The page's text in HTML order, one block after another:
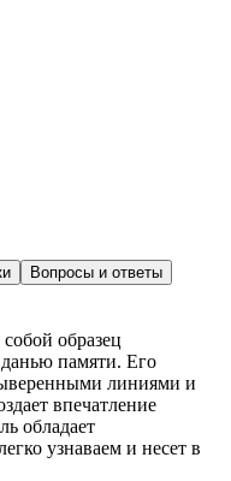
Вопросы и ответы
образец
памяти. Его
линиями и
впечатление
обладает
узнаваем и несет в